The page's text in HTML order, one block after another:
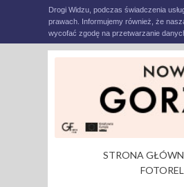
Drogi Widzu, podczas świadczenia
prawach. Informujemy również, że
wycofać zgodę na przetwarzanie
STRONA